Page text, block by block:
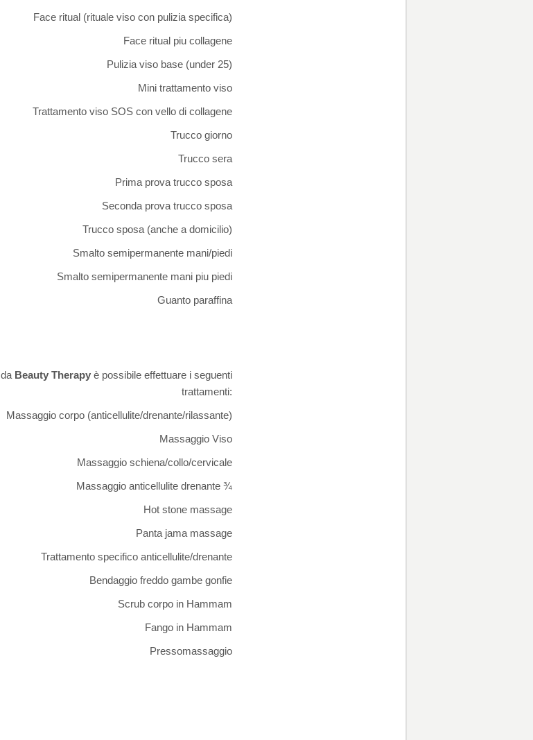
Face ritual (rituale viso con pulizia specifica)
Face ritual piu collagene
Pulizia viso base (under 25)
Mini trattamento viso
Trattamento viso SOS con vello di collagene
Trucco giorno
Trucco sera
Prima prova trucco sposa
Seconda prova trucco sposa
Trucco sposa (anche a domicilio)
Smalto semipermanente mani/piedi
Smalto semipermanente mani piu piedi
Guanto paraffina
da Beauty Therapy è possibile effettuare i seguenti
trattamenti:
Massaggio corpo (anticellulite/drenante/rilassante)
Massaggio Viso
Massaggio schiena/collo/cervicale
Massaggio anticellulite drenante ¾
Hot stone massage
Panta jama massage
Trattamento specifico anticellulite/drenante
Bendaggio freddo gambe gonfie
Scrub corpo in Hammam
Fango in Hammam
Pressomassaggio